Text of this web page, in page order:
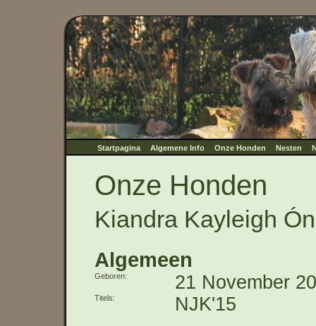
Startpagina Algemene Info Onze Honden Nesten
Onze Honden
Kiandra Kayleigh
Algemeen
Geboren 21 November
Titels NJK'15